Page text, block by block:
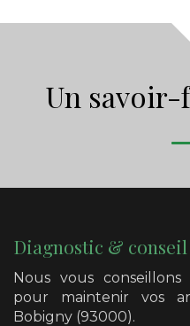
Un
Diagnostic & conseil
Nous vous
pour maintenir vos
Bobigny (93000).